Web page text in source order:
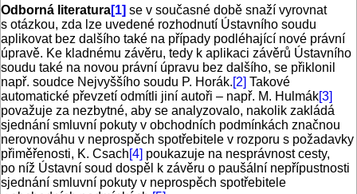
Odborná literatura[1] se v současné době snaží vyrovnat
s otázkou, zda lze uvedené rozhodnutí Ústavního soudu
aplikovat bez dalšího také na případy podléhající nové právní
úpravě. Ke kladnému závěru, tedy k aplikaci závěrů Ústavního
soudu také na novou právní úpravu bez dalšího, se přiklonil
např. soudce Nejvyššího soudu P. Horák.[2] Takové
automatické převzetí odmítli jiní autoři – např. M. Hulmák[3]
považuje za nezbytné, aby se analyzovalo, nakolik zakládá
sjednání smluvní pokuty v obchodních podmínkách značnou
nerovnováhu v neprospěch spotřebitele v rozporu s požadavky
přiměřenosti, K. Csach[4] poukazuje na nesprávnost cesty,
po níž Ústavní soud dospěl k závěru o paušální nepřípustnosti
sjednání smluvní pokuty v neprospěch spotřebitele